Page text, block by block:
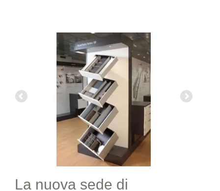
La nuova sede di